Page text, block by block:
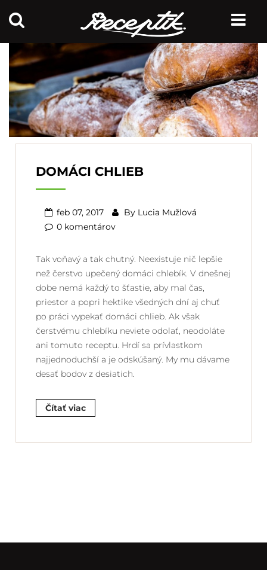
DOMÁCI CHLIEB
feb 07, 2017 By Lucia Mužlová
0 komentárov
Tak voňavý a tak chutný. Neexistuje nič lepšie
než čerstvo upečený domáci chlebík. V dnešnej
dobe nemá každý to šťastie, aby mal čas,
priestor a popri hektike všedných dní aj chuť
po práci vypekať domáci chlieb. Ak však
čerstvému chlebíku neviete odolať, neodoláte
ani tomuto receptu. Hrdí sa prívlastkom
najjednoduchší a je odskúšaný. My mu dávame
desať bodov z desiatich.
Čítať viac